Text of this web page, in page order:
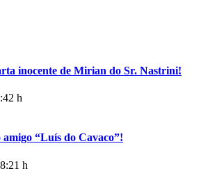
inocente de Mirian do Sr. Nastrini!
h
“Luís do Cavaco”!
h